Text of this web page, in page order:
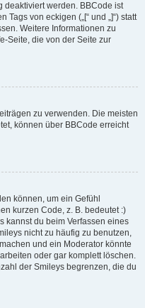
deaktiviert werden. BBCode ist
von eckigen („[“ und „]“) statt
Weitere Informationen zu
Seite, die von der Seite zur
zu verwenden. Die meisten
können über BBCode erreicht
können, um ein Gefühl
kurzen Code, z. B. bedeutet :)
kannst du beim Verfassen eines
nicht zu häufig zu benutzen,
und ein Moderator könnte
oder gar komplett löschen.
der Smileys begrenzen, die du